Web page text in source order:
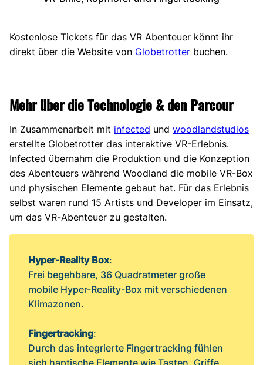
Kostenlose Tickets für das VR Abenteuer könnt ihr
direkt über die Website von Globetrotter buchen.
Mehr über die Technologie & den Parcour
In Zusammenarbeit mit infected und woodlandstudios
erstellte Globetrotter das interaktive VR-Erlebnis.
Infected übernahm die Produktion und die Konzeption
des Abenteuers während Woodland die mobile VR-Box
und physischen Elemente gebaut hat. Für das Erlebnis
selbst waren rund 15 Artists und Developer im Einsatz,
um das VR-Abenteuer zu gestalten.
Hyper-Reality Box:
Frei begehbare, 36 Quadratmeter große
mobile Hyper-Reality-Box mit verschiedenen
Klimazonen.
Fingertracking:
Durch das integrierte Fingertracking fühlen
sich haptische Elemente wie Tasten, Griffe